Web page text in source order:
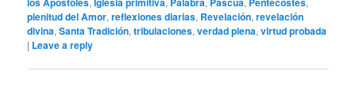
plenitud del Amor,reflexiones diarias, Revelación,revelación
divina,Santa Tradición,tribulaciones,verdad plena,virtud probada
| Leave a reply